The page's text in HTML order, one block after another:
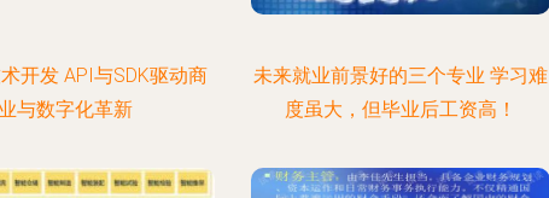
开发 API与SDK驱动商
业与数字化革新
未来就业前景好的三个专业 学习难
度虽大，但毕业后工资高！